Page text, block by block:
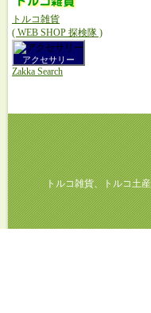
トルコ雑貨
( WEB SHOP 探検隊 )
アクセサリー
Zakka Search
トルコ雑貨、トルコ土産、オ